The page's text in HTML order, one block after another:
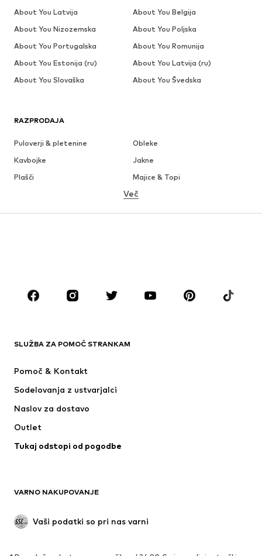
RAZPRODAJA
Puloverji & pletenine
Obleke
Kavbojke
Jakne
Plašči
Majice & Topi
Perilo
Dodatki
Premium
Novo
Perilo
Plašči
Kopalke & Kopalna moda
'Upcycling'
Več
SLUŽBA ZA POMOČ STRANKAM
Pomoč & Kontakt
Sodelovanja z ustvarjalci
Naslov za dostavo
Outlet
Tukaj odstopi od pogodbe
VARNO NAKUPOVANJE
Vaši podatki so pri nas varni
About You Latvija
About You Belgija
About You Nizozemska
About You Poljska
About You Portugalska
About You Romunija
About You Estonija (ru)
About You Latvija (ru)
About You Slovaška
About You Švedska